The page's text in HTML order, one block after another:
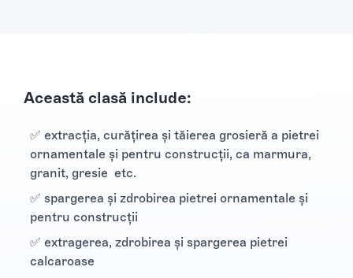
Această clasă include:
✅ extracţia, curăţirea şi tăierea grosieră a pietrei
ornamentale şi pentru construcţii, ca marmura,
granit, gresie etc.
✅ spargerea şi zdrobirea pietrei ornamentale şi
pentru construcţii
✅ extragerea, zdrobirea şi spargerea pietrei
calcaroase